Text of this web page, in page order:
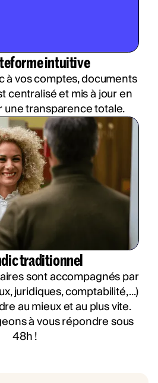
intuitive
à vos comptes, documents
centralisé et mis à jour en
une transparence totale.
traditionnel
sont accompagnés par
juridiques, comptabilité, ...)
au mieux et au plus vite.
à vous répondre sous
48h !